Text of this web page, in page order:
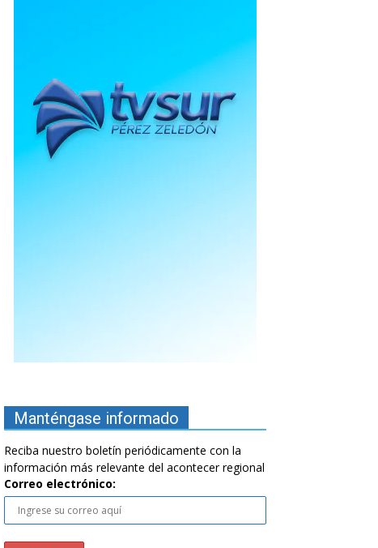
Manténgase informado
Reciba nuestro boletín periódicamente con la
información más relevante del acontecer regional
Correo electrónico: